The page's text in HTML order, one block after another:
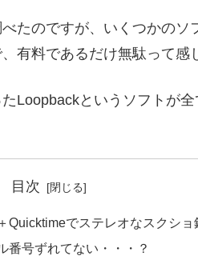
たのですが、いくつかのソ
有料であるだけ無駄って感
Loopbackというソフトが
目次
Quicktimeでステレオなスクショ
番号ずれてない・・・？